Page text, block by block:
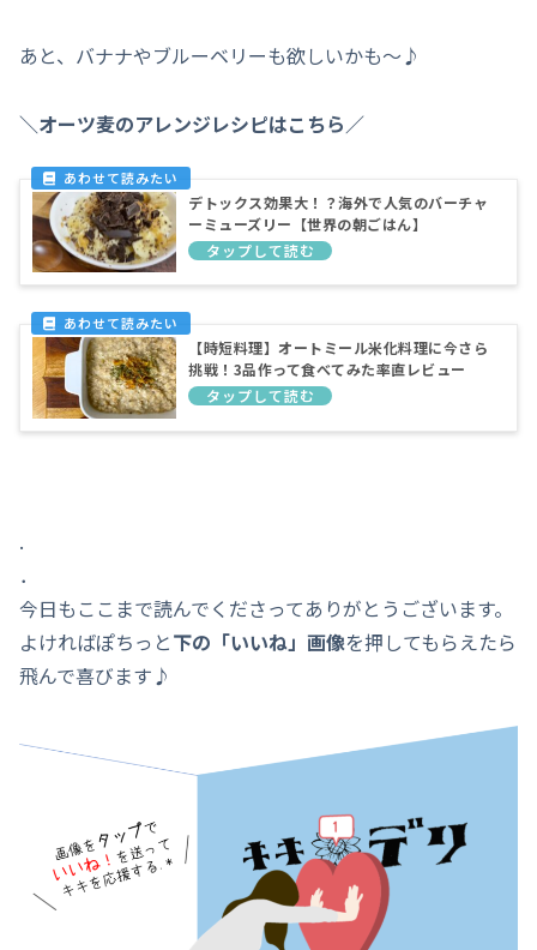
あと、バナナやブルーベリーも欲しいかも～♪
＼オーツ麦のアレンジレシピはこちら／
デトックス効果大！？海外で人気のバーチャ
ーミューズリー【世界の朝ごはん】
【時短料理】オートミール米化料理に今さら
挑戦！3品作って食べてみた率直レビュー
.
．
今日もここまで読んでくださってありがとうございます。
よければぽちっと下の「いいね」画像を押してもらえたら
飛んで喜びます♪